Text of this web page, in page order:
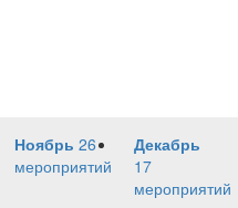
Ноябрь 26
мероприятий
Декабрь
17
мероприятий